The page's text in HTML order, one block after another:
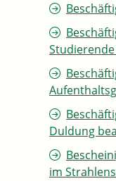
Duldung
im